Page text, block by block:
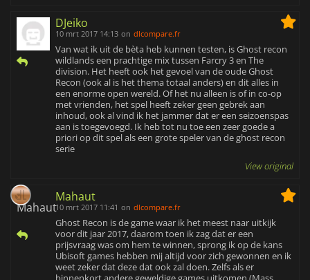
DJeiko
10 mrt 2017 14:13 on dlcompare.fr
Van wat ik uit de bèta heb kunnen testen, is Ghost recon
wildlands een prachtige mix tussen Farcry 3 en The
division. Het heeft ook het gevoel van de oude Ghost
Recon (ook al is het thema totaal anders) en dit alles in
een enorme open wereld. Of het nu alleen is of in co-op
met vrienden, het spel heeft zeker geen gebrek aan
inhoud, ook al vind ik het jammer dat er een seizoenspas
aan is toegevoegd. Ik heb tot nu toe een zeer goede a
priori op dit spel als een grote speler van de ghost recon
serie
View original
Mahaut
10 mrt 2017 11:41 on dlcompare.fr
Ghost Recon is de game waar ik het meest naar uitkijk
voor dit jaar 2017, daarom toen ik zag dat er een
prijsvraag was om hem te winnen, sprong ik op de kans
Ubisoft games hebben mij altijd voor zich gewonnen en ik
weet zeker dat deze dat ook zal doen. Zelfs als er